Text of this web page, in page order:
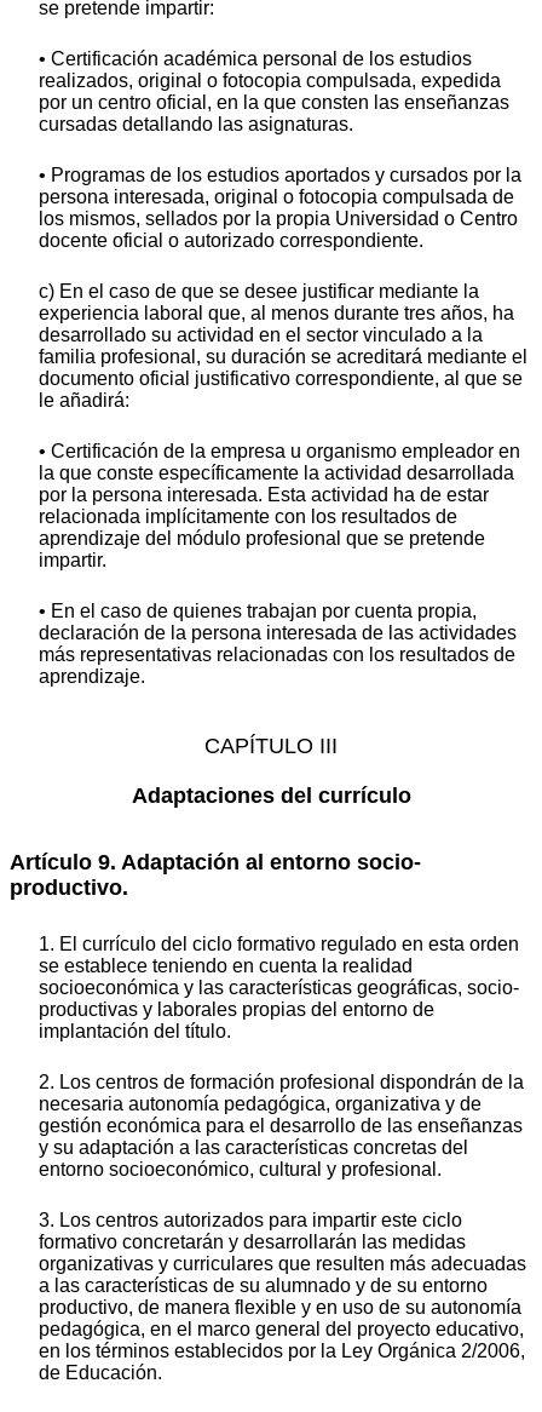
se pretende impartir:
• Certificación académica personal de los estudios
realizados, original o fotocopia compulsada, expedida
por un centro oficial, en la que consten las enseñanzas
cursadas detallando las asignaturas.
• Programas de los estudios aportados y cursados por la
persona interesada, original o fotocopia compulsada de
los mismos, sellados por la propia Universidad o Centro
docente oficial o autorizado correspondiente.
c) En el caso de que se desee justificar mediante la
experiencia laboral que, al menos durante tres años, ha
desarrollado su actividad en el sector vinculado a la
familia profesional, su duración se acreditará mediante el
documento oficial justificativo correspondiente, al que se
le añadirá:
• Certificación de la empresa u organismo empleador en
la que conste específicamente la actividad desarrollada
por la persona interesada. Esta actividad ha de estar
relacionada implícitamente con los resultados de
aprendizaje del módulo profesional que se pretende
impartir.
• En el caso de quienes trabajan por cuenta propia,
declaración de la persona interesada de las actividades
más representativas relacionadas con los resultados de
aprendizaje.
CAPÍTULO III
Adaptaciones del currículo
Artículo 9. Adaptación al entorno socio-
productivo.
1. El currículo del ciclo formativo regulado en esta orden
se establece teniendo en cuenta la realidad
socioeconómica y las características geográficas, socio-
productivas y laborales propias del entorno de
implantación del título.
2. Los centros de formación profesional dispondrán de la
necesaria autonomía pedagógica, organizativa y de
gestión económica para el desarrollo de las enseñanzas
y su adaptación a las características concretas del
entorno socioeconómico, cultural y profesional.
3. Los centros autorizados para impartir este ciclo
formativo concretarán y desarrollarán las medidas
organizativas y curriculares que resulten más adecuadas
a las características de su alumnado y de su entorno
productivo, de manera flexible y en uso de su autonomía
pedagógica, en el marco general del proyecto educativo,
en los términos establecidos por la Ley Orgánica 2/2006,
de Educación.